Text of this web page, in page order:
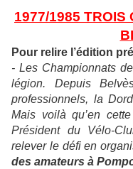
1977/1985 TROIS
Pour relire l’édition
- Les Championnats
légion. Depuis
professionnels, la
Mais voilà qu’en
Président du Vélo-
relever le défi en
des amateurs à